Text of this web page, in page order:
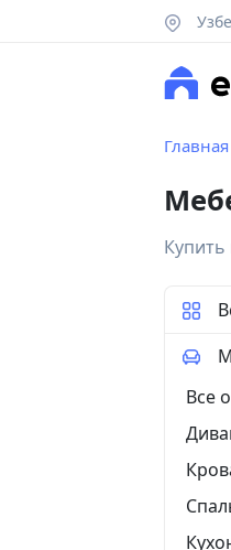
Главная
Все